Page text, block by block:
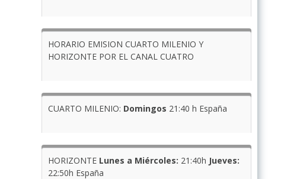
HORARIO EMISION CUARTO MILENIO Y
HORIZONTE POR EL CANAL CUATRO
CUARTO MILENIO: Domingos 21:40 h España
HORIZONTE Lunes a Miércoles: 21:40h Jueves:
22:50h España